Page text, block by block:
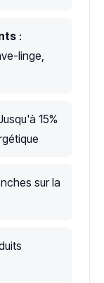
:
linge,
15%
sur la